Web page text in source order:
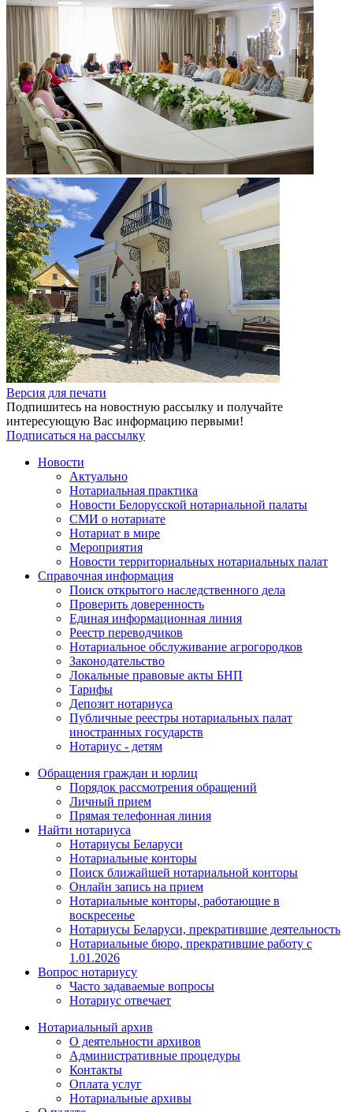
Версия для печати
Подпишитесь на новостную рассылку и получайте
интересующую Вас информацию первыми!
Подписаться на рассылку
Новости
Актуально
Нотариальная практика
Новости Белорусской нотариальной палаты
СМИ о нотариате
Нотариат в мире
Мероприятия
Новости территориальных нотариальных палат
Справочная информация
Поиск открытого наследственного дела
Проверить доверенность
Единая информационная линия
Реестр переводчиков
Нотариальное обслуживание агрогородков
Законодательство
Локальные правовые акты БНП
Тарифы
Депозит нотариуса
Публичные реестры нотариальных палат
иностранных государств
Нотариус - детям
Обращения граждан и юрлиц
Порядок рассмотрения обращений
Личный прием
Прямая телефонная линия
Найти нотариуса
Нотариусы Беларуси
Нотариальные конторы
Поиск ближайшей нотариальной конторы
Онлайн запись на прием
Нотариальные конторы, работающие в
воскресенье
Нотариусы Беларуси, прекратившие деятельность
Нотариальные бюро, прекратившие работу с
1.01.2026
Вопрос нотариусу
Часто задаваемые вопросы
Нотариус отвечает
Нотариальный архив
О деятельности архивов
Административные процедуры
Контакты
Оплата услуг
Нотариальные архивы